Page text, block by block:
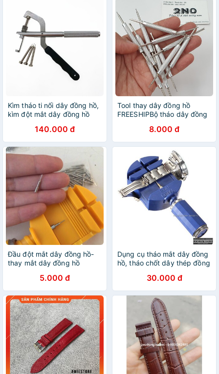
Kìm tháo ti nối dây đồng hồ,
kìm đột mắt dây đồng hồ
140.000 đ
Tool thay dây đồng hồ
FREESHIPBộ tháo dây đồng
8.000 đ
Đầu đột mắt dây đồng hồ-
thay mắt dây đồng hồ
5.000 đ
Dụng cụ tháo mắt dây đồng
hồ, tháo chốt dây thép đồng
30.000 đ